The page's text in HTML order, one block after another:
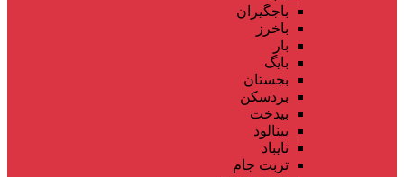
باجگیران
باخرز
بار
بایگ
بجستان
بردسکن
بیدخت
بینالود
تایباد
تربت جام